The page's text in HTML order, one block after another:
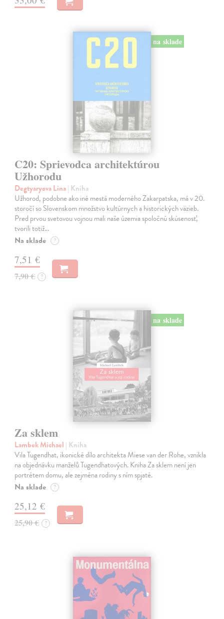
na sklade
C20: Sprievodca architektúrou
Užhorodu
Degtyaryova Lina| Kniha
Užhorod, podobne ako iné mestá moderného Zakarpatska, má v 20.
storočí so Slovenskom množstvo kultúrnych a historických väzieb.
Pred prvou svetovou vojnou mali naše územia spoločnú skúsenosť,
tvorili totiž…
Na sklade ?
7,51 €
7,90 € ?
na sklade
Za sklem
Lambek Michael | Kniha
Vila Tugendhat, ikonické dílo architekta Miese van der Rohe, vznikla
na objednávku manželů Tugendhatových. Kniha Za sklem není jen
portrétem domu, ale zejména rodiny s ním spjaté.
Na sklade ?
25,12 €
25,90 € ?